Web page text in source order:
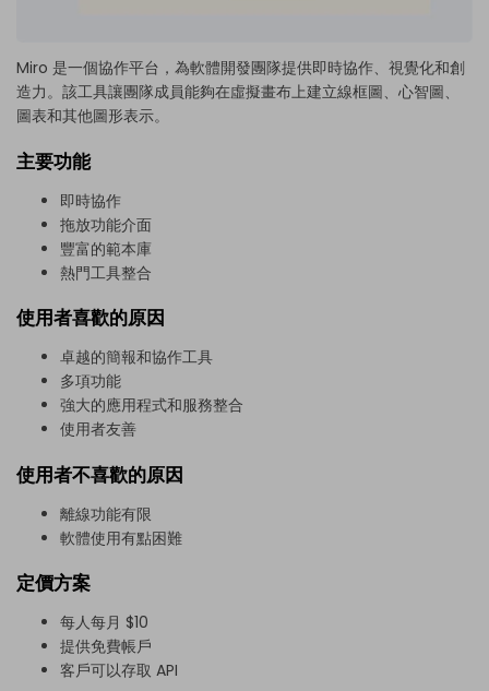
Miro 是一個協作平台，為軟體開發團隊提供即時協作、視覺化和創
造力。該工具讓團隊成員能夠在虛擬畫布上建立線框圖、心智圖、
圖表和其他圖形表示。
主要功能
即時協作
拖放功能介面
豐富的範本庫
熱門工具整合
使用者喜歡的原因
卓越的簡報和協作工具
多項功能
強大的應用程式和服務整合
使用者友善
使用者不喜歡的原因
離線功能有限
軟體使用有點困難
定價方案
每人每月 $10
提供免費帳戶
客戶可以存取 API